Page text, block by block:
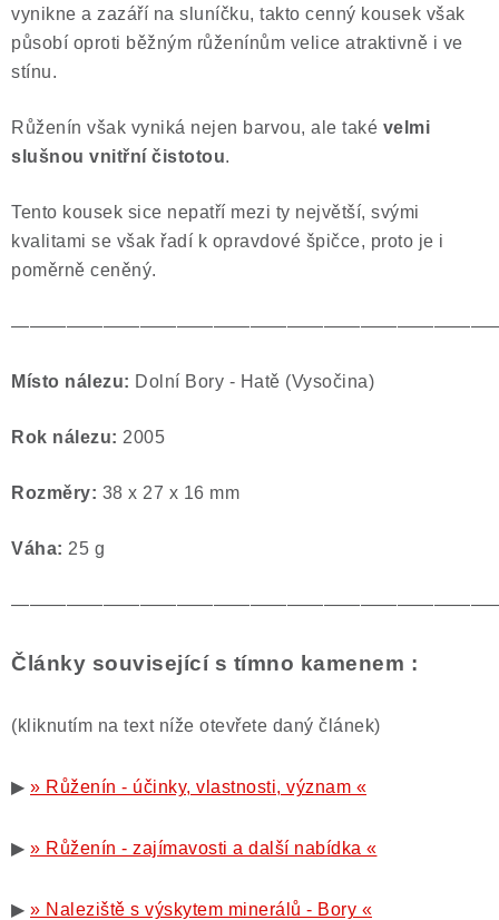
vynikne a zazáří na sluníčku, takto cenný kousek však
působí oproti běžným růženínům velice atraktivně i ve
stínu.
Růženín však vyniká nejen barvou, ale také velmi
slušnou vnitřní čistotou.
Tento kousek sice nepatří mezi ty největší, svými
kvalitami se však řadí k opravdové špičce, proto je i
poměrně ceněný.
Místo nálezu: Dolní Bory - Hatě (Vysočina)
Rok nálezu: 2005
Rozměry: 38 x 27 x 16 mm
Váha: 25 g
Články související s tímno kamenem :
(kliknutím na text níže otevřete daný článek)
▶ » Růženín - účinky, vlastnosti, význam «
▶ » Růženín - zajímavosti a další nabídka «
▶ » Naleziště s výskytem minerálů - Bory «